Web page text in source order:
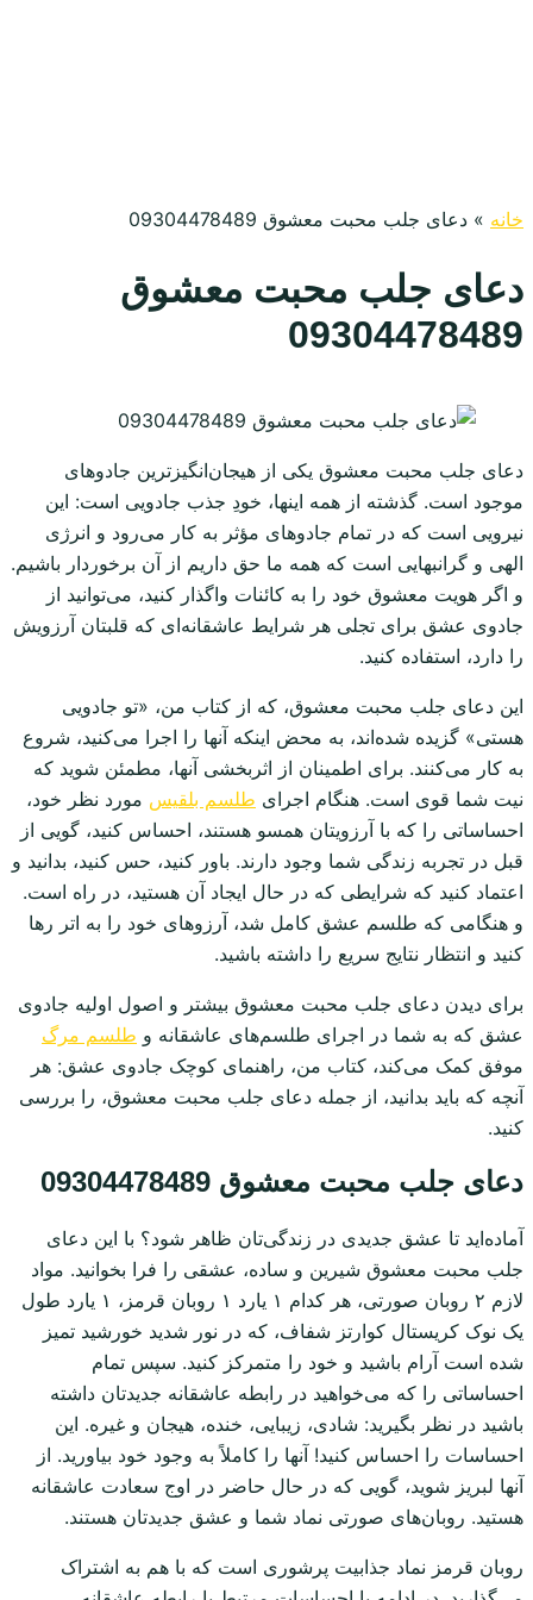
خانه » دعای جلب محبت معشوق 09304478489
دعای جلب محبت معشوق
09304478489
دعای جلب محبت معشوق یکی از هیجان‌انگیزترین جادوهای
موجود است. گذشته از همه اینها، خودِ جذب جادویی است: این
نیرویی است که در تمام جادوهای مؤثر به کار می‌رود و انرژی
الهی و گرانبهایی است که همه ما حق داریم از آن برخوردار باشیم.
و اگر هویت معشوق خود را به کائنات واگذار کنید، می‌توانید از
جادوی عشق برای تجلی هر شرایط عاشقانه‌ای که قلبتان آرزویش
را دارد، استفاده کنید.
این دعای جلب محبت معشوق، که از کتاب من، «تو جادویی
هستی» گزیده شده‌اند، به محض اینکه آنها را اجرا می‌کنید، شروع
به کار می‌کنند. برای اطمینان از اثربخشی آنها، مطمئن شوید که
نیت شما قوی است. هنگام اجرای طلسم بلقیس مورد نظر خود،
احساساتی را که با آرزویتان همسو هستند، احساس کنید، گویی از
قبل در تجربه زندگی شما وجود دارند. باور کنید، حس کنید، بدانید و
اعتماد کنید که شرایطی که در حال ایجاد آن هستید، در راه است.
و هنگامی که طلسم عشق کامل شد، آرزوهای خود را به اتر رها
کنید و انتظار نتایج سریع را داشته باشید.
برای دیدن دعای جلب محبت معشوق بیشتر و اصول اولیه جادوی
عشق که به شما در اجرای طلسم‌های عاشقانه و طلسم مرگ
موفق کمک می‌کند، کتاب من، راهنمای کوچک جادوی عشق: هر
آنچه که باید بدانید، از جمله دعای جلب محبت معشوق، را بررسی
کنید.
دعای جلب محبت معشوق 09304478489
آماده‌اید تا عشق جدیدی در زندگی‌تان ظاهر شود؟ با این دعای
جلب محبت معشوق شیرین و ساده، عشقی را فرا بخوانید. مواد
لازم ۲ روبان صورتی، هر کدام ۱ یارد ۱ روبان قرمز، ۱ یارد طول
یک نوک کریستال کوارتز شفاف، که در نور شدید خورشید تمیز
شده است آرام باشید و خود را متمرکز کنید. سپس تمام
احساساتی را که می‌خواهید در رابطه عاشقانه جدیدتان داشته
باشید در نظر بگیرید: شادی، زیبایی، خنده، هیجان و غیره. این
احساسات را احساس کنید! آنها را کاملاً به وجود خود بیاورید. از
آنها لبریز شوید، گویی که در حال حاضر در اوج سعادت عاشقانه
هستید. روبان‌های صورتی نماد شما و عشق جدیدتان هستند.
روبان قرمز نماد جذابیت پرشوری است که با هم به اشتراک